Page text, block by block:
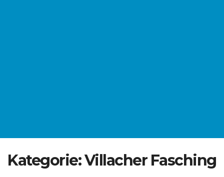
Kategorie:Villacher Fasching